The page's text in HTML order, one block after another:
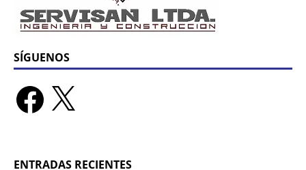
SÍGUENOS
ENTRADAS RECIENTES